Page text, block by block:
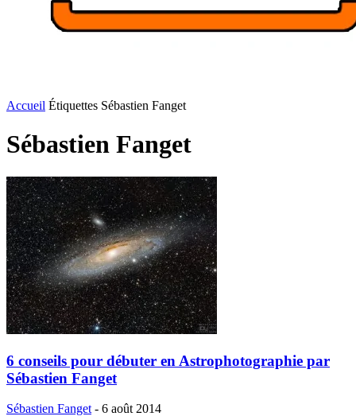
Accueil Étiquettes Sébastien Fanget
Sébastien Fanget
6 conseils pour débuter en Astrophotographie par
Sébastien Fanget
Sébastien Fanget - 6 août 2014